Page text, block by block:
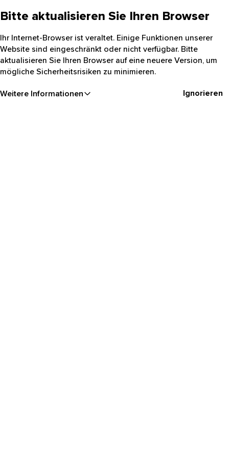
Bitte aktualisieren Sie Ihren Browser
Ihr Internet-Browser ist veraltet. Einige Funktionen unserer
Website sind eingeschränkt oder nicht verfügbar. Bitte
aktualisieren Sie Ihren Browser auf eine neuere Version, um
mögliche Sicherheitsrisiken zu minimieren.
Weitere Informationen Ignorieren